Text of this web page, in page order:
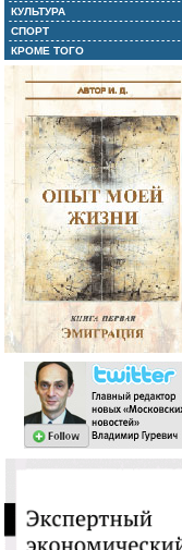
КУЛЬТУРА
СПОРТ
КРОМЕ ТОГО